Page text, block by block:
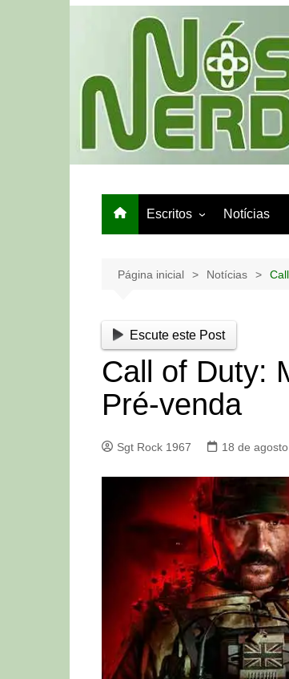
Escritos
Papo de Bar
Notícias
Página inicial Notícias
Escute este Post
Call of Duty:
Pré-venda
Sgt Rock 1967 18 de